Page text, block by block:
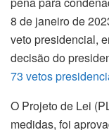
8 de janeiro de
veto presidencial,
decisão do
73 vetos
O Projeto de Lei
medidas, foi